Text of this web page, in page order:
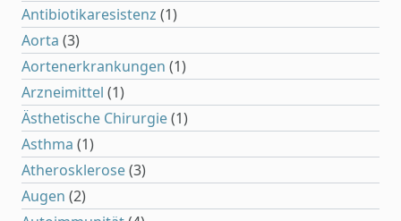
Antibiotikaresistenz (1)
Aorta (3)
Aortenerkrankungen (1)
Arzneimittel (1)
Ästhetische Chirurgie(1)
Asthma (1)
Atherosklerose(3)
Augen (2)